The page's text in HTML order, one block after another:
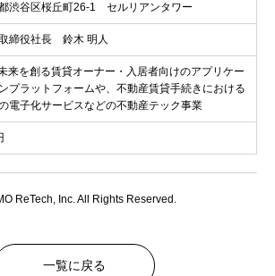
渋谷区桜丘町26-1 セルリアンタワー
締役社長 鈴木 明人
来を創る賃貸オーナー・入居者向けのアプリケー
プラットフォームや、不動産賃貸手続きにおける
電子化サービスなどの不動産テック事業
ReTech, Inc. All Rights Reserved.
一覧に戻る